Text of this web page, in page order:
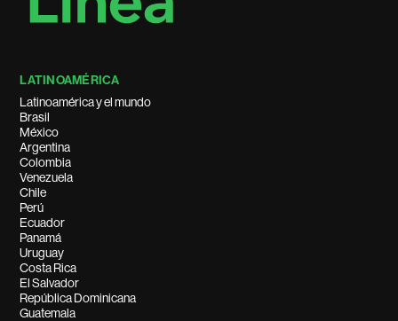
LATINOAMÉRICA
Latinoamérica y el mundo
Brasil
México
Argentina
Colombia
Venezuela
Chile
Perú
Ecuador
Panamá
Uruguay
Costa Rica
El Salvador
República Dominicana
Guatemala